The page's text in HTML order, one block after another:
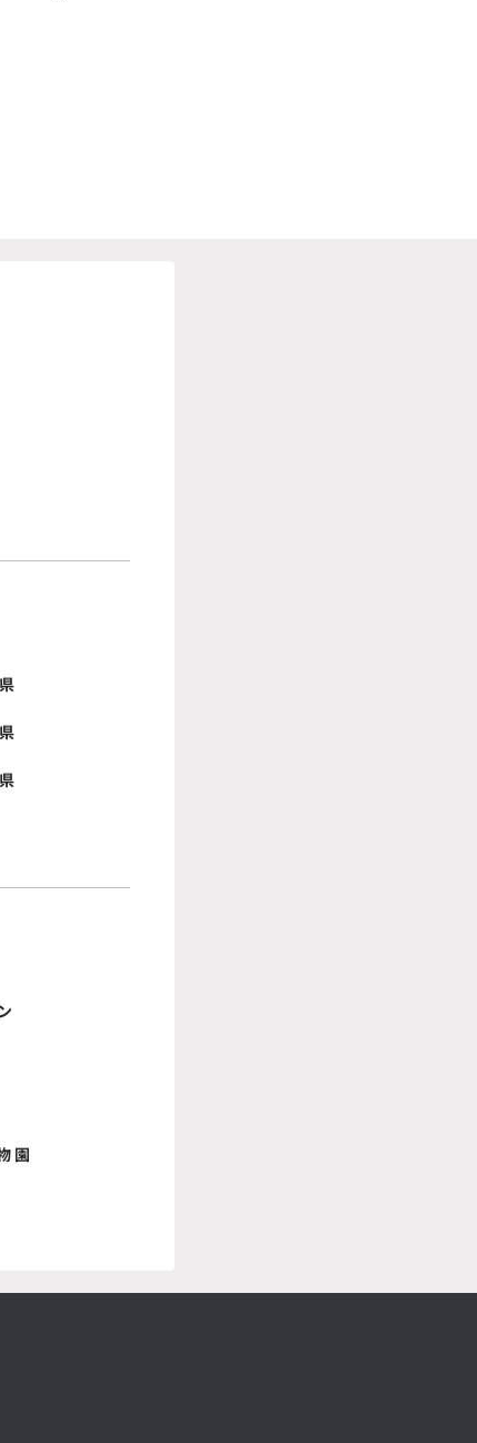
園